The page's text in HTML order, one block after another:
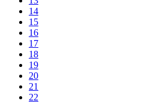
14
15
16
17
18
19
20
21
22